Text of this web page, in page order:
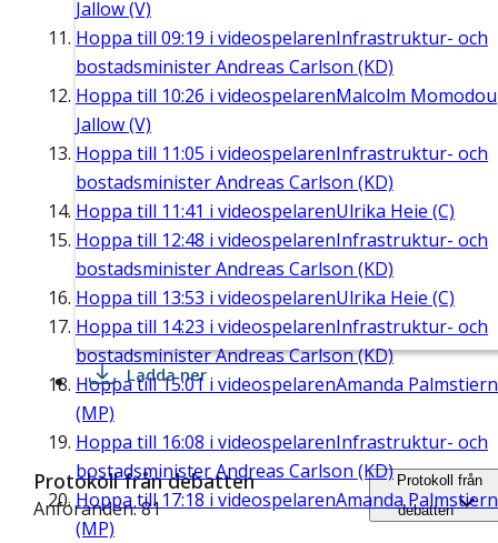
Jallow (V)
Hoppa till 09:19 i videospelarenInfrastruktur- och
bostadsminister Andreas Carlson (KD)
Hoppa till 10:26 i videospelarenMalcolm Momodou
Jallow (V)
Hoppa till 11:05 i videospelarenInfrastruktur- och
bostadsminister Andreas Carlson (KD)
Hoppa till 11:41 i videospelarenUlrika Heie (C)
Hoppa till 12:48 i videospelarenInfrastruktur- och
bostadsminister Andreas Carlson (KD)
Hoppa till 13:53 i videospelarenUlrika Heie (C)
Hoppa till 14:23 i videospelarenInfrastruktur- och
bostadsminister Andreas Carlson (KD)
Hoppa till15:01 i videospelarenAmanda
(MP)
Hoppa till 16:08 i videospelarenInfrastruktur- och
bostadsminister Andreas Carlson (KD)
Hoppa till 17:18 i videospelarenAmanda
(MP)
Ladda ner
Protokoll från debatten
Anföranden: 81
Protokoll från
debatten